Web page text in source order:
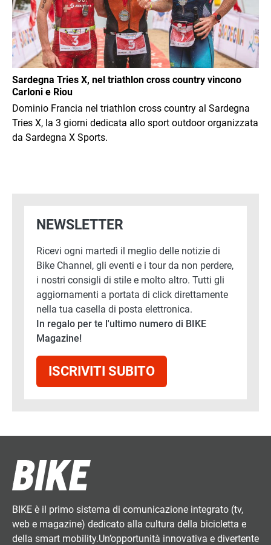
Sardegna Tries X, nel triathlon cross country vincono
Carloni e Riou
Dominio Francia nel triathlon cross country al Sardegna
Tries X, la 3 giorni dedicata allo sport outdoor organizzata
da Sardegna X Sports.
NEWSLETTER
Ricevi ogni martedì il meglio delle notizie di
Bike Channel, gli eventi e i tour da non perdere,
i nostri consigli di stile e molto altro. Tutti gli
aggiornamenti a portata di click direttamente
nella tua casella di posta elettronica.
In regalo per te l'ultimo numero di BIKE
Magazine!
ISCRIVITI SUBITO
BIKE è il primo sistema di comunicazione integrato (tv,
web e magazine) dedicato alla cultura della bicicletta e
della smart mobility.Un’opportunità innovativa e divertente